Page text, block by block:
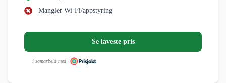
Mangler Wi-Fi/appstyring
Se laveste pris
i samarbeid med